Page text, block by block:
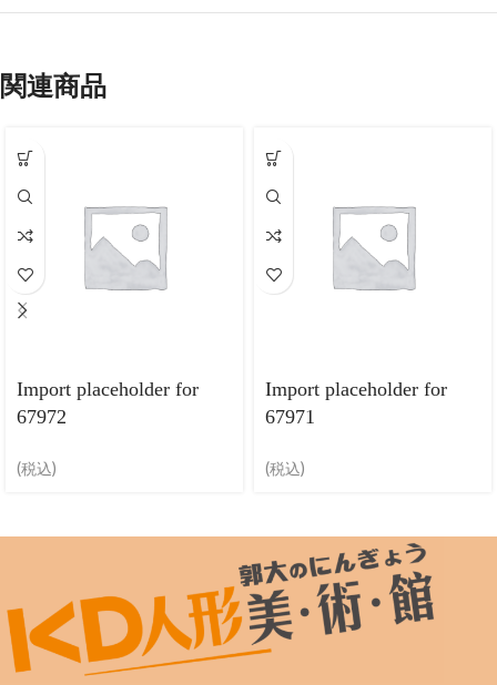
関連商品
Import placeholder for
67972
(税込)
Import placeholder for
67971
(税込)